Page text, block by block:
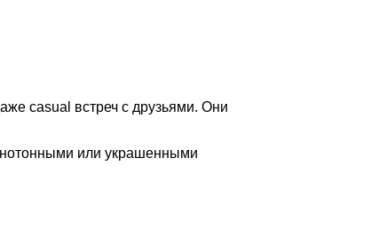
casual встреч с друзьями. Они
или украшенными